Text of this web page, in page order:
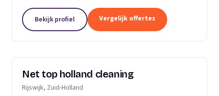
medewerkers zijn we actief in de regio Rotterdam,...
Bekijk profiel Vergelijk offertes
Net top holland cleaning
Rijswijk, Zuid-Holland